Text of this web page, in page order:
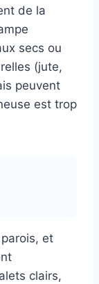
de la
secs ou
(jute,
peuvent
est trop
et
clairs,